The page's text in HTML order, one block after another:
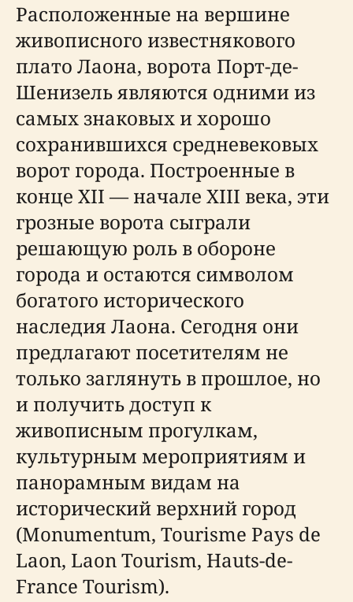
Расположенные на вершине
живописного известнякового
плато Лаона, ворота Порт-де-
Шенизель являются одними из
самых знаковых и хорошо
сохранившихся средневековых
ворот города. Построенные в
конце XII — начале XIII века, эти
грозные ворота сыграли
решающую роль в обороне
города и остаются символом
богатого исторического
наследия Лаона. Сегодня они
предлагают посетителям не
только заглянуть в прошлое, но
и получить доступ к
живописным прогулкам,
культурным мероприятиям и
панорамным видам на
исторический верхний город
(Monumentum, Tourisme Pays de
Laon, Laon Tourism, Hauts-de-
France Tourism).